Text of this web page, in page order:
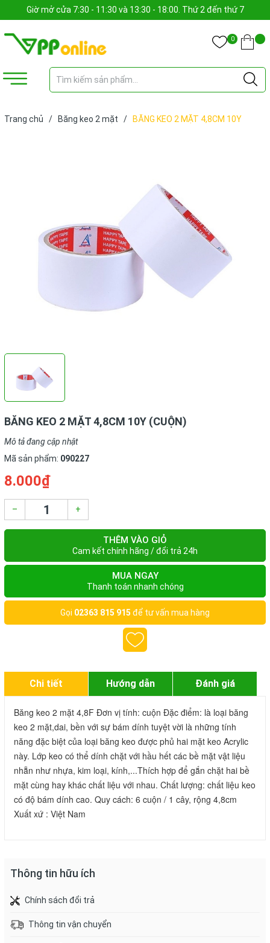
Giờ mở cửa 7:30 - 11:30 và 13:30 - 18:00. Thứ 2 đến thứ 7
0
Trang chủ / Băng keo 2 mặt /
BĂNG KEO 2 MẶT 4,8CM 10Y
BĂNG KEO 2 MẶT 4,8CM 10Y (CUỘN)
Mô tả đang cập nhật
Mã sản phẩm: 090227
8.000₫
– +
THÊM VÀO GIỎ
Cam kết chính hãng / đổi trả 24h
MUA NGAY
Thanh toán nhanh chóng
Gọi 02363 815 915 để tư vấn mua hàng
Chi tiết Hướng dẫn Đánh giá
Băng keo 2 mặt 4,8F Đơn vị tính: cuộn Đặc điểm: là loại băng
keo 2 mặt,dai, bền với sự bám dính tuyệt vời là những tính
năng đặc biệt của loại băng keo được phủ hai mặt keo Acrylic
này. Lớp keo có thể dính chặt với hầu hết các bề mặt vật liệu
nhẵn như nhựa, kim loại, kính,...Thích hợp để gắn chặt hai bề
mặt cùng hay khác chất liệu với nhau. Chất lượng: chất liệu keo
có độ bám dính cao. Quy cách: 6 cuộn / 1 cây, rộng 4,8cm
Xuất xứ : Việt Nam
Thông tin hữu ích
Chính sách đổi trả
Thông tin vận chuyển